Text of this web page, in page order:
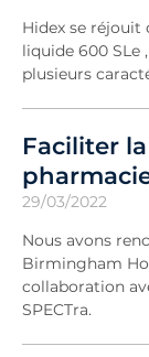
Hidex se
liquide 600 SLe
plusieurs
Faciliter
29/03/2022
Nous avons
Birmingham
collaboration
SPECTra.